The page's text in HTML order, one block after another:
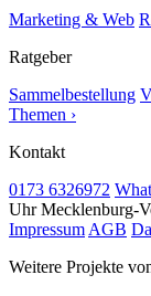
Marketing & Web
Ratgeber
Sammelbestellung
Themen ›
Kontakt
0173 6326972
Uhr Mecklenburg-
Impressum AGB
Weitere Projekte